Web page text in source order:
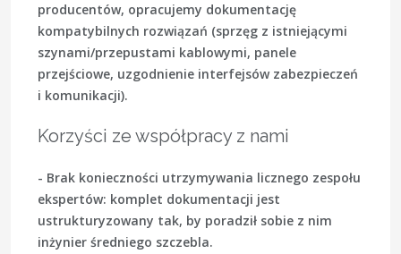
producentów, opracujemy dokumentację
kompatybilnych rozwiązań (sprzęg z istniejącymi
szynami/przepustami kablowymi, panele
przejściowe, uzgodnienie interfejsów zabezpieczeń
i komunikacji).
Korzyści ze współpracy z nami
- Brak konieczności utrzymywania licznego zespołu
ekspertów: komplet dokumentacji jest
ustrukturyzowany tak, by poradził sobie z nim
inżynier średniego szczebla.